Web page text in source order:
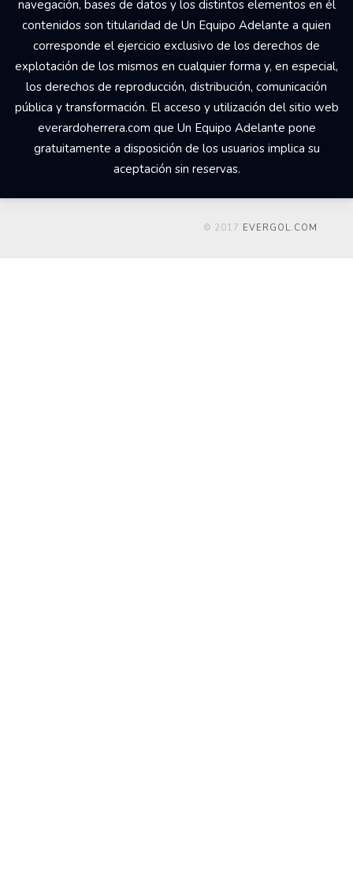
navegación, bases de datos y los distintos elementos en él
contenidos son titularidad de Un Equipo Adelante a quien
corresponde el ejercicio exclusivo de los derechos de
explotación de los mismos en cualquier forma y, en especial,
los derechos de reproducción, distribución, comunicación
pública y transformación. El acceso y utilización del sitio web
everardoherrera.com que Un Equipo Adelante pone
gratuitamente a disposición de los usuarios implica su
aceptación sin reservas.
© 2017 EVERGOL.COM